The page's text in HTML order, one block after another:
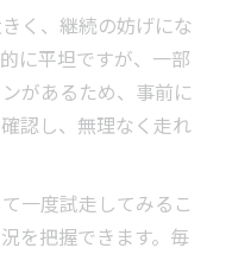
く、継続の妨げにな
に平坦ですが、一部
があるため、事前に
認し、無理なく走れ
一度試走してみるこ
を把握できます。毎